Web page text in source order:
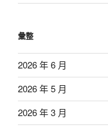
彙整
2026 年 6 月
2026 年 5 月
2026 年 3 月